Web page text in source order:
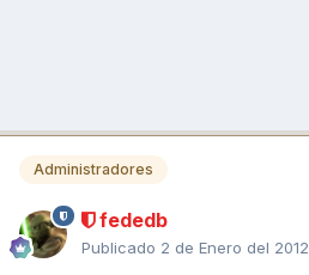
Administradores
fededb
Publicado 2 de Enero del 2012